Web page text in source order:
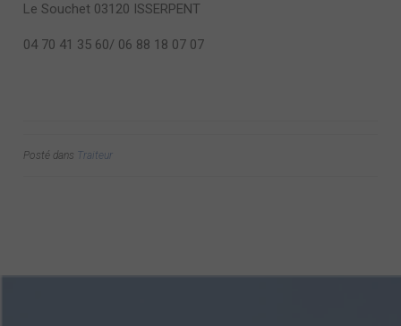
Le Souchet 03120 ISSERPENT
04 70 41 35 60/ 06 88 18 07 07
Posté dans Traiteur